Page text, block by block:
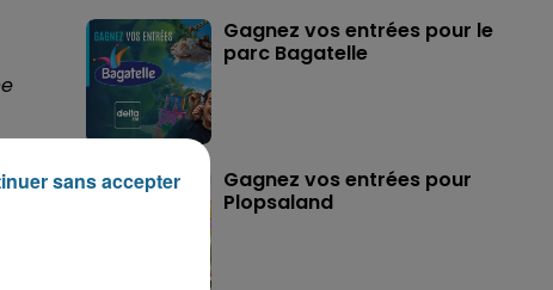
Gagnez vos entrées pour le
parc Bagatelle
Gagnez vos entrées pour
Plopsaland
sans accepter